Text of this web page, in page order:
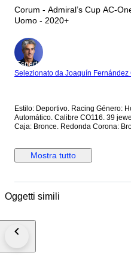
Corum - Admiral’s Cup AC-
Uomo - 2020+
Esperto
Selezionato da Joaquín Fernández
Estilo: Deportivo. Racing Género: Hombre
Automático. Calibre CO116. 39
Caja: Bronce. Redonda Corona:
central. Cristal: Zafiro esférico
Titanio con PVD negro. Con logo.
50.7 mm. Grueso: 14.3 mm.
madera. Documentación completa
Mostra tutto
Oggetti simili